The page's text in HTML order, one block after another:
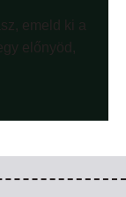
emeld ki a
előnyöd,